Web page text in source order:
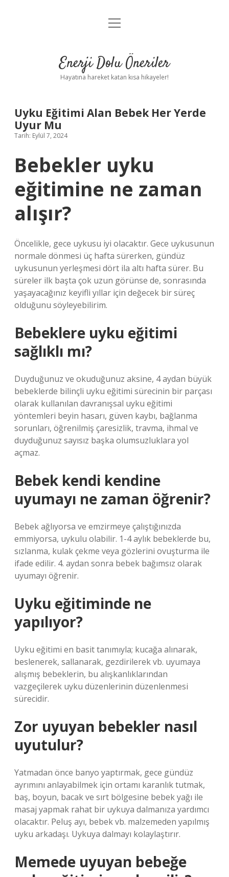
Anasayfa
Yasal Uyarı
menüyü
Enerji Dolu Öneriler
Hayatına hareket katan kısa hikayeler!
Uyku Eğitimi Alan Bebek Her Yerde
Uyur Mu
Tarih: Eylül 7, 2024
Bebekler uyku
eğitimine ne zaman
alışır?
Öncelikle, gece uykusu iyi olacaktır. Gece uykusunun
normale dönmesi üç hafta sürerken, gündüz
uykusunun yerleşmesi dört ila altı hafta sürer. Bu
süreler ilk başta çok uzun görünse de, sonrasında
yaşayacağınız keyifli yıllar için değecek bir süreç
olduğunu söyleyebilirim.
Bebeklere uyku eğitimi
sağlıklı mı?
Duyduğunuz ve okuduğunuz aksine, 4 aydan büyük
bebeklerde bilinçli uyku eğitimi sürecinin bir parçası
olarak kullanılan davranışsal uyku eğitimi
yöntemleri beyin hasarı, güven kaybı, bağlanma
sorunları, öğrenilmiş çaresizlik, travma, ihmal ve
duyduğunuz sayısız başka olumsuzluklara yol
açmaz.
Bebek kendi kendine
uyumayı ne zaman öğrenir?
Bebek ağlıyorsa ve emzirmeye çalıştığınızda
emmiyorsa, uykulu olabilir. 1-4 aylık bebeklerde bu,
sızlanma, kulak çekme veya gözlerini ovuşturma ile
ifade edilir. 4. aydan sonra bebek bağımsız olarak
uyumayı öğrenir.
Uyku eğitiminde ne
yapılıyor?
Uyku eğitimi en basit tanımıyla; kucağa alınarak,
beslenerek, sallanarak, gezdirilerek vb. uyumaya
alışmış bebeklerin, bu alışkanlıklarından
vazgeçilerek uyku düzenlerinin düzenlenmesi
sürecidir.
Zor uyuyan bebekler nasıl
uyutulur?
Yatmadan önce banyo yaptırmak, gece gündüz
ayrımını anlayabilmek için ortamı karanlık tutmak,
baş, boyun, bacak ve sırt bölgesine bebek yağı ile
masaj yapmak rahat bir uykuya dalmanıza yardımcı
olacaktır. Peluş ayı, bebek vb. malzemeden yapılmış
uyku arkadaşı. Uykuya dalmayı kolaylaştırır.
Memede uyuyan bebeğe